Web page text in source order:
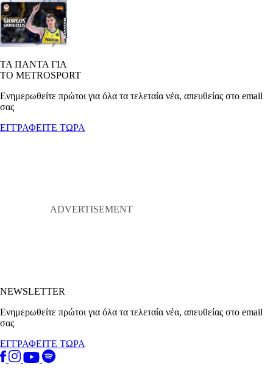
ΤΑ ΠΑΝΤΑ ΓΙΑ
ΤΟ METROSPORT
Ενημερωθείτε πρώτοι για όλα τα τελεταία νέα, απευθείας στο email
σας
ΕΓΓΡΑΦΕΙΤΕ ΤΩΡΑ
NEWSLETTER
Ενημερωθείτε πρώτοι για όλα τα τελεταία νέα, απευθείας στο email
σας
ΕΓΓΡΑΦΕΙΤΕ ΤΩΡΑ